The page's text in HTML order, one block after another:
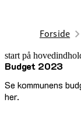
Forside
start på
Budget 2023
Se kommunens
her.
senest opdateret 17.